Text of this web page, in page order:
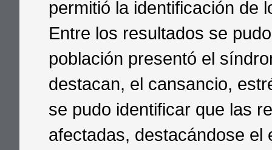
permitió la identificación de
Entre los resultados se
población presentó el
destacan, el cansancio,
se pudo identificar que las
afectadas, destacándose